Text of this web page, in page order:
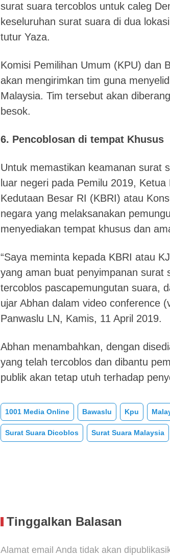
surat suara tercoblos untuk caleg
keseluruhan surat suara di dua
tutur Yaza.
Komisi Pemilihan Umum (KPU) dan
akan mengirimkan tim guna
Malaysia. Tim tersebut akan
besok.
6. Pencoblosan di tempat Khusus
Untuk memastikan keamanan surat
luar negeri pada Pemilu 2019,
Kedutaan Besar RI (KBRI) atau
negara yang melaksanakan
menyediakan tempat khusus dan
“Saya meminta kepada KBRI atau
yang aman buat penyimpanan surat
tercoblos pascapemungutan suara,
ujar Abhan dalam video conference
Panwaslu LN, Kamis, 11 April 2019.
Abhan menambahkan, dengan
yang telah tercoblos dan dibantu
publik akan tetap utuh terhadap
1001 Media Online Bawaslu Kpu
Surat Suara Dicoblos Surat Suara Malaysia
Tinggalkan Balasan
Alamat email Anda tidak akan